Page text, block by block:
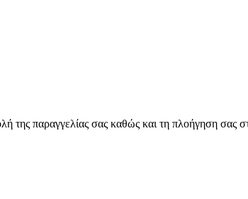
της παραγγελίας σας καθώς και τη πλοήγηση σας